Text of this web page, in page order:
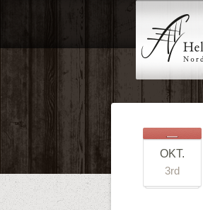
OKT.
3rd